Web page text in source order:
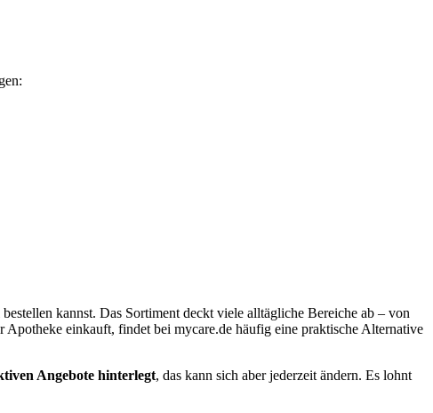
kannst. Das Sortiment deckt viele alltägliche Bereiche ab – von
einkauft, findet bei mycare.de häufig eine praktische Alternative
Angebote hinterlegt, das kann sich aber jederzeit ändern. Es lohnt